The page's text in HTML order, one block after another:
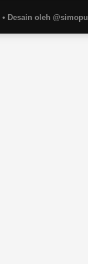
Desain oleh